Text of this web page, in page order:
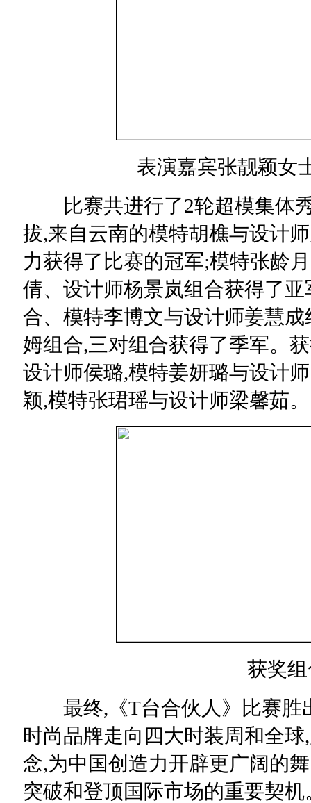
表演嘉宾张靓颖女士
比赛共进行了2轮超模集体秀
拔,来自云南的模特胡樵与设计
力获得了比赛的冠军;模特张龄
倩、设计师杨景岚组合获得了
合、模特李博文与设计师姜慧
姆组合,三对组合获得了季军。
设计师侯璐,模特姜妍璐与设计
颖,模特张珺瑶与设计师梁馨茹。
获奖组
最终,《T台合伙人》比赛胜
时尚品牌走向四大时装周和全
念,为中国创造力开辟更广阔的
突破和登顶国际市场的重要契机